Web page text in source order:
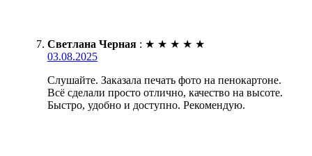
Светлана Черная : ★ ★ ★ ★ ★
03.08.2025
Слушайте. Заказала печать фото на пенокартоне.
Всё сделали просто отлично, качество на высоте.
Быстро, удобно и доступно. Рекомендую.